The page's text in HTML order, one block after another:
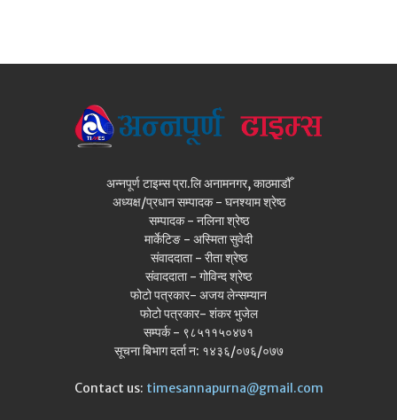
अन्नपूर्ण टाइम्स प्रा.लि अनामनगर, काठमाडौँ
अध्यक्ष/प्रधान सम्पादक - घनश्याम श्रेष्ठ
सम्पादक - नलिना श्रेष्ठ
मार्केटिङ - अस्मिता सुवेदी
संवाददाता - रीता श्रेष्ठ
संवाददाता - गोविन्द श्रेष्ठ
फोटो पत्रकार- अजय लेन्सम्यान
फोटो पत्रकार- शंकर भुजेल
सम्पर्क - ९८५११५०४७१
सूचना बिभाग दर्ता न: १४३६/०७६/०७७
Contact us: timesannapurna@gmail.com